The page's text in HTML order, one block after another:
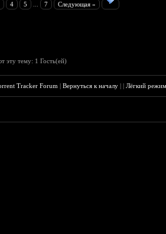
4 5 7 Следующая »
эту тему: 1 Гость(ей)
Tracker Forum |Вернуться к началу ||Лёгкий